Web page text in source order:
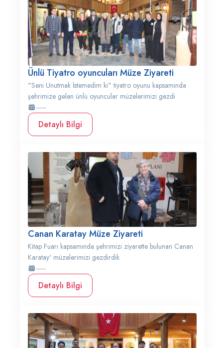
Ünlü Tiyatro oyuncuları Müze Ziyareti
"Seni Unutmak İstemedim ki" tiyatro oyunu kapsamında
şehrimize gelen ünlü oyuncular müzelerimizi gezdi
-----
Detaylı Bilgi
Canan Karatay Müze Ziyareti
Kitap Fuarı kapsamında şehrimizi ziyarette bulunan Canan
Karatay' müzelerimizi gezdirdik
-----
Detaylı Bilgi